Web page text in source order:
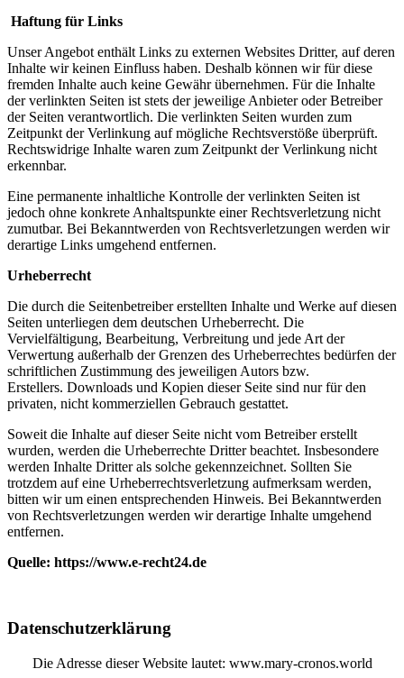
Haftung für Links
Unser Angebot enthält Links zu externen Websites Dritter, auf deren
Inhalte wir keinen Einfluss haben. Deshalb können wir für diese
fremden Inhalte auch keine Gewähr übernehmen. Für die Inhalte
derverlinkten Seiten ist stets der jeweilige Anbieter oder Betreiber
der Seiten verantwortlich. Die verlinkten Seiten wurden zum
Zeitpunkt der Verlinkung auf mögliche Rechtsverstöße überprüft.
Rechtswidrige Inhalte waren zum Zeitpunkt der Verlinkung nicht
erkennbar.
Eine permanente inhaltliche Kontrolle der verlinkten Seiten ist
jedoch ohne konkrete Anhaltspunkte einerRechtsverletzung nicht
zumutbar. Bei Bekanntwerden von Rechtsverletzungen werden wir
derartige Links umgehend entfernen.
Urheberrecht
Die durch die Seitenbetreiber erstellten Inhalte und Werke auf diesen
Seiten unterliegen dem deutschen Urheberrecht. Die
Vervielfältigung, Bearbeitung, Verbreitung und jede Art der
Verwertung außerhalb derGrenzen des Urheberrechtes bedürfen der
schriftlichen Zustimmung des jeweiligen Autors bzw.
Erstellers. Downloads und Kopien dieser Seite sind nur für den
privaten, nicht kommerziellen Gebrauch gestattet.
Soweit die Inhalte auf dieser Seite nicht vom Betreiber erstellt
wurden, werden die Urheberrechte Dritterbeachtet. Insbesondere
werden Inhalte Dritter als solche gekennzeichnet. Sollten Sie
trotzdem auf eine Urheberrechtsverletzung aufmerksam werden,
bitten wir um einen entsprechenden Hinweis. Bei Bekanntwerden
von Rechtsverletzungen werden wir derartige Inhalte umgehend
entfernen.
Quelle: https://www.e-recht24.de
Datenschutzerklärung
Die Adresse dieser Website lautet: www.mary-cronos.world